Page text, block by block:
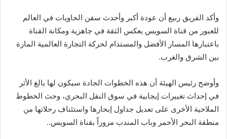
وأكد الفريق ربيع أن عودة أكبر وأحدث سفن الحاويات في العالم
للعبور من قناة السويس يعكس الثقة في جاهزية ومكانة القناة
باعتبارها المسار الأفضل والمستدام لحركة التجارة العالمية المارة
بين الشرق والغرب.
وأوضح رئيس الهيئة أن هذه الخطوات الجادة سيكون لها بالغ الأثر
في إحداث تغييرات إيجابية في سوق النقل البحري، وحث الخطوط
الملاحية الأخرى على تعديل جداول إبحارها واستئناف رحلاتها من
منطقة البحر الأحمر وباب المندب مروراً بقناة السويس..